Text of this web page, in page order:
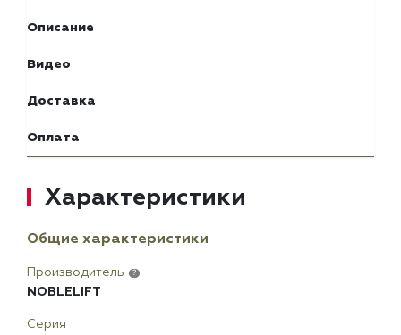
Описание
Видео
Доставка
Оплата
Характеристики
Общие характеристики
Производитель ?
NOBLELIFT
Серия